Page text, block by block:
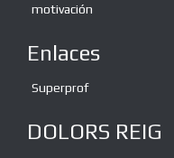
motivación
Enlaces
Superprof
DOLORS REIG